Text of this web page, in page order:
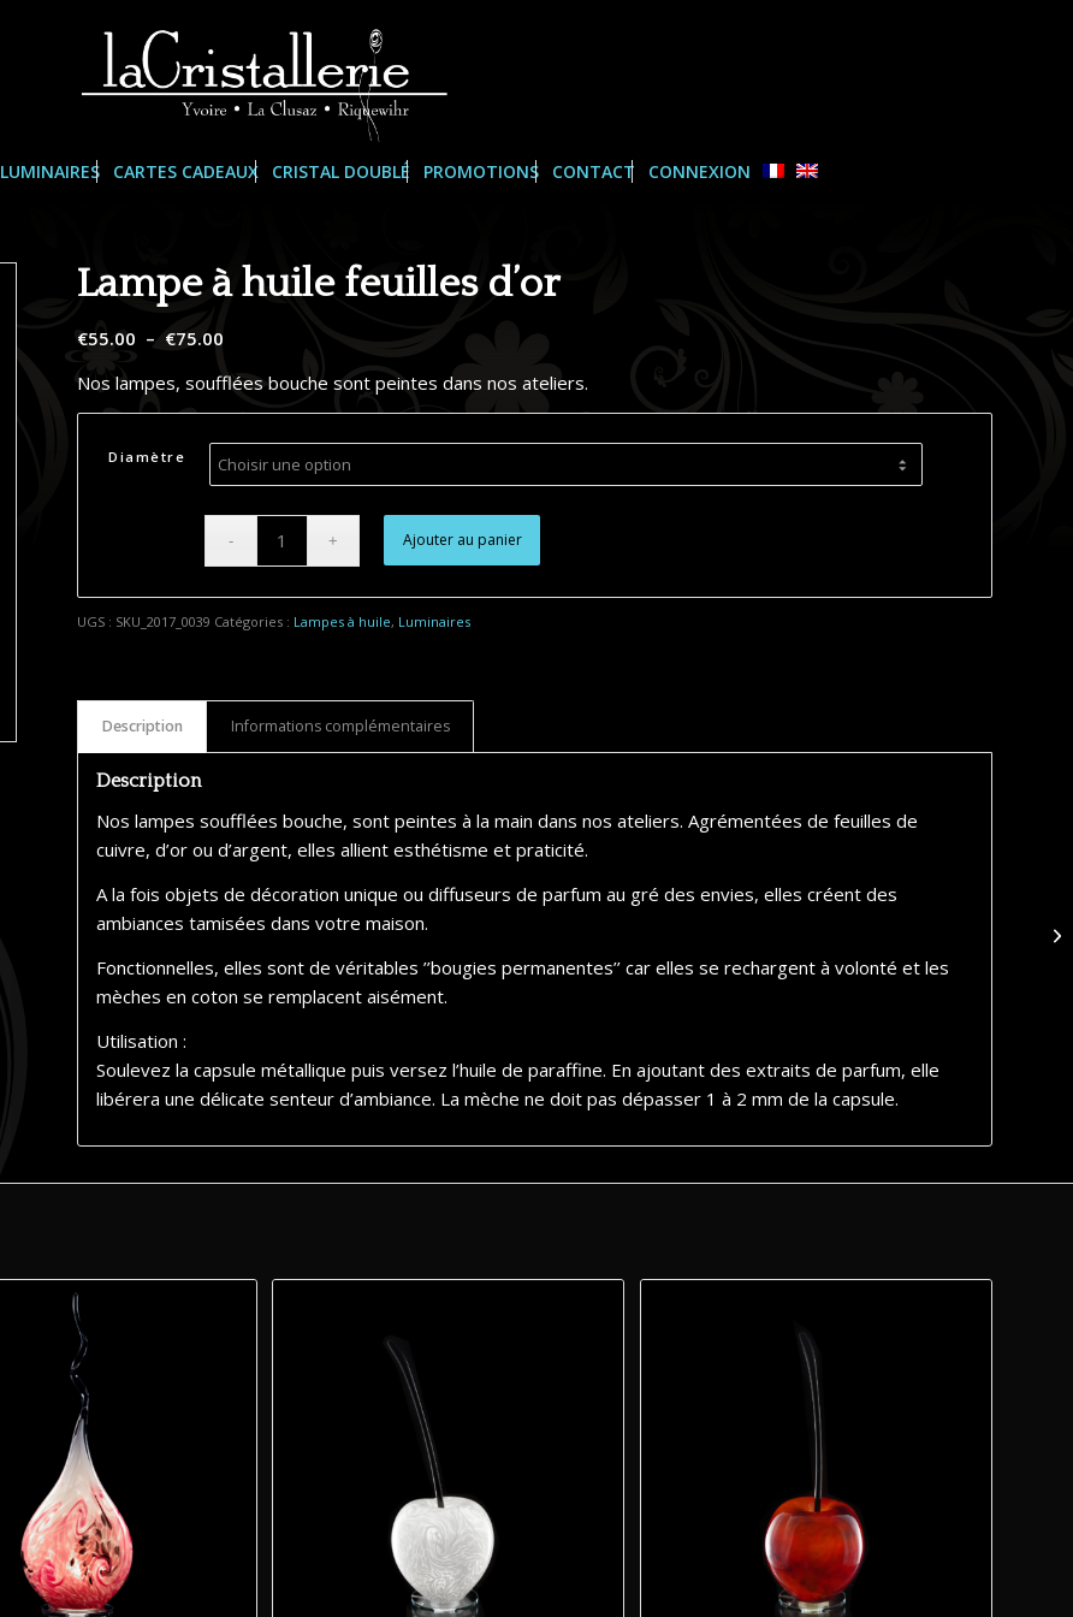
LUMINAIRES CARTES CADEAUX CRISTAL DOUBLÉ PROMOTIONS CONTACT CONNEXION
Lampe à huile feuilles d’or
€55.00 – €75.00
prix :
à
€75.00
Nos lampes, soufflées bouche sont peintes dans nos ateliers.
Diamètre
Ajouter au panier
UGS : SKU_2017_0039 Catégories : Lampes à huile, Luminaires
Description Informations complémentaires
Description
Nos lampes soufflées bouche, sont peintes à la main dans nos ateliers. Agrémentées de feuilles de
cuivre, d’or ou d’argent, elles allient esthétisme et praticité.
A la fois objets de décoration unique ou diffuseurs de parfum au gré des envies, elles créent des
ambiances tamisées dans votre maison.
Fonctionnelles, elles sont de véritables ’’bougies permanentes’’ car elles se rechargent à volonté et les
mèches en coton se remplacent aisément.
Utilisation :
Soulevez la capsule métallique puis versez l’huile de paraffine. En ajoutant des extraits de parfum, elle
libérera une délicate senteur d’ambiance. La mèche ne doit pas dépasser 1 à 2 mm de la capsule.